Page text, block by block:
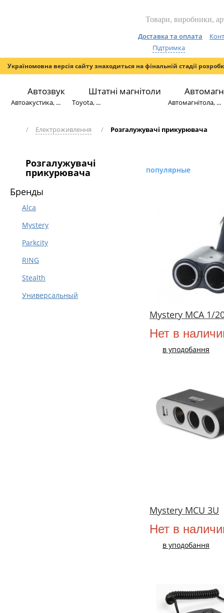
Доставка та оплата
Підтримка
Україномовна версія сайту знаходиться на фінальній стадії
Автозвук
Автоакустика, ...
Штатні магнітоли
Toyota, ... Автомагнітола, ...
/ Електроживлення / Розгалужувачі прикурювача
Розгалужувачі
прикурювача
Бренды
Alca
Mystery
Parkcity
RING
Stealth
Универсальный
популярные
Mystery MCA 1/
Нет в
в уподобання
Mystery MCU 3U
Нет в
в уподобання